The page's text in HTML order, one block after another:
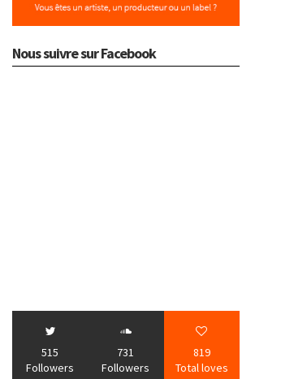
Nous suivre sur Facebook
515
Followers
731
Followers
819
Total loves